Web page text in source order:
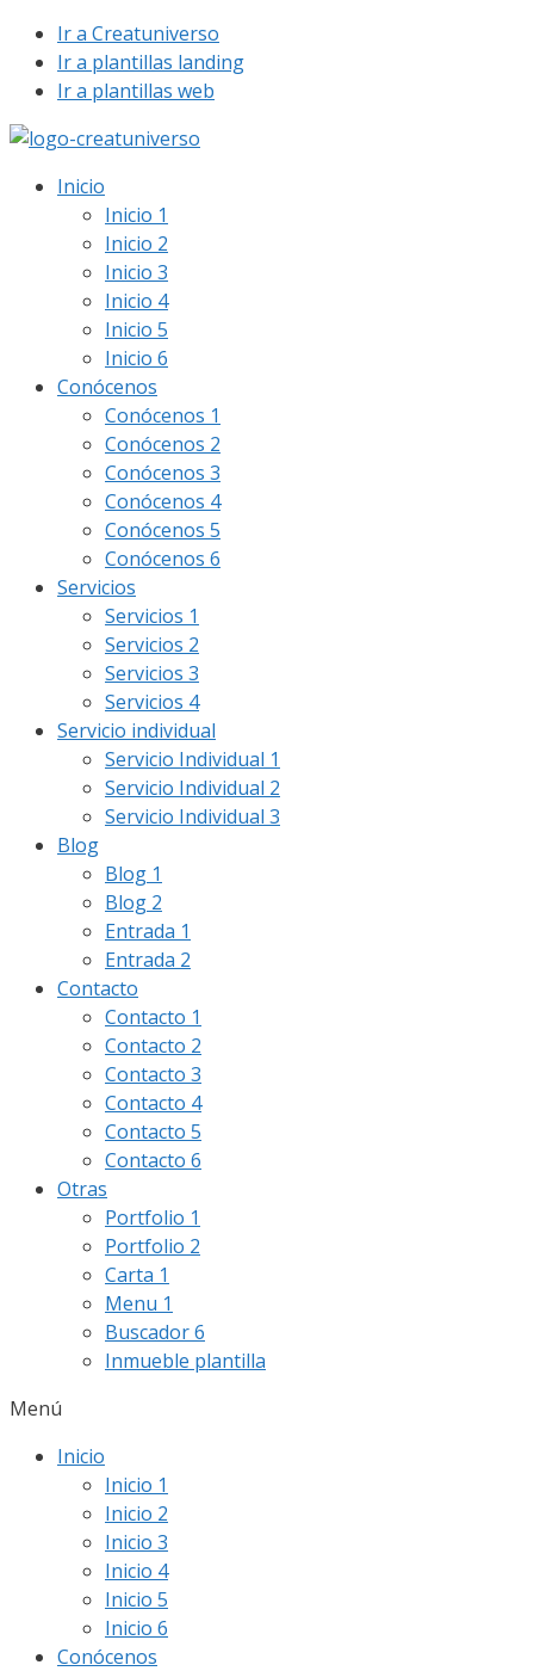
Saltar
contenido
Ir a Creatuniverso
Ir a plantillas landing
Ir a plantillas web
Inicio
Inicio 1
Inicio 2
Inicio 3
Inicio 4
Inicio 5
Inicio 6
Conócenos
Conócenos 1
Conócenos 2
Conócenos 3
Conócenos 4
Conócenos 5
Conócenos 6
Servicios
Servicios 1
Servicios 2
Servicios 3
Servicios 4
Servicio individual
Servicio Individual 1
Servicio Individual 2
Servicio Individual 3
Blog
Blog 1
Blog 2
Entrada 1
Entrada 2
Contacto
Contacto 1
Contacto 2
Contacto 3
Contacto 4
Contacto 5
Contacto 6
Otras
Portfolio 1
Portfolio 2
Carta 1
Menu 1
Buscador 6
Inmueble plantilla
Menú
Inicio
Inicio 1
Inicio 2
Inicio 3
Inicio 4
Inicio 5
Inicio 6
Conócenos